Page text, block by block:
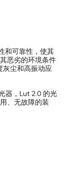
和可靠性，使其
恶劣的环境条件
灰尘和高振动应
器，Lut 2.0 的光
、无故障的装